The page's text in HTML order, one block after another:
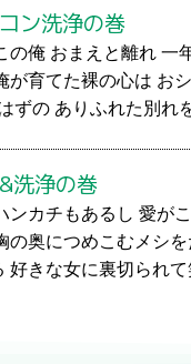
ン洗浄の巻
俺 おまえと離れ 一
育てた裸の心は お
ずの ありふれた別れ
洗浄の巻
カチもあるし 愛が
の奥につめこむメシ
好きな女に裏切られ